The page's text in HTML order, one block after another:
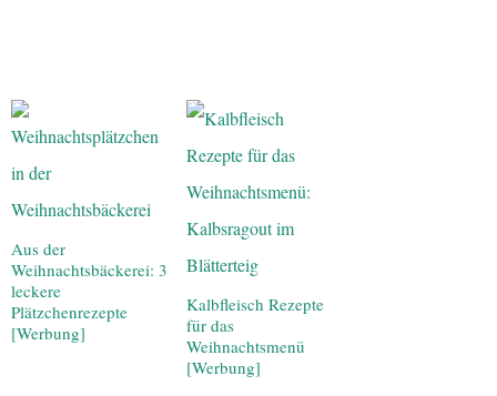
Aus der
Weihnachtsbäckerei: 3
leckere
Plätzchenrezepte
[Werbung]
Kalbfleisch Rezepte
für das
Weihnachtsmenü
[Werbung]